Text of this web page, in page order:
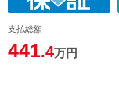
支払総額
441.4万円